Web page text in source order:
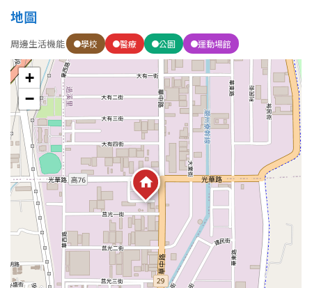
4樓
5~10樓 11~20樓
21樓以上
~
格局
不拘
1房
2房 3房
地圖
周邊生活機能 學校 醫療 公園 運動場館
+
−